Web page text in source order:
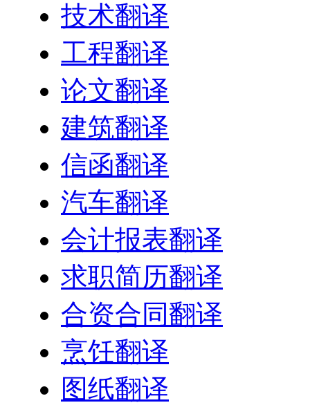
技术翻译
工程翻译
论文翻译
建筑翻译
信函翻译
汽车翻译
会计报表翻译
求职简历翻译
合资合同翻译
烹饪翻译
图纸翻译